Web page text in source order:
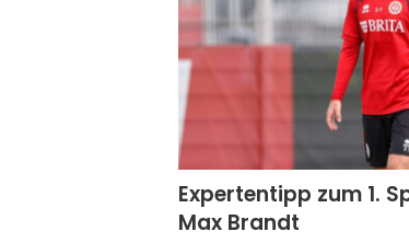
Expertentipp zum 1.
Max Brandt